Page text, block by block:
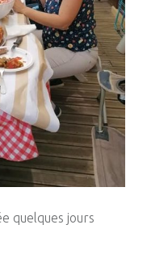
quelques jours